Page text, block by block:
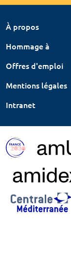
À propos
Hommage à
Offres d'emploi
Mentions légales
Intranet